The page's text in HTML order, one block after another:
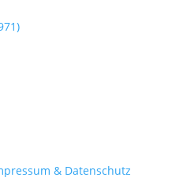
& Datenschutz